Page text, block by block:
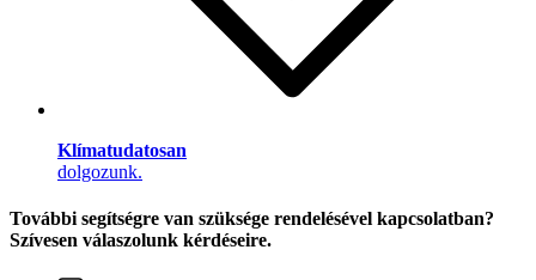
Klímatudatosan
dolgozunk.
További segítségre van szüksége rendelésével kapcsolatban?
Szívesen válaszolunk kérdéseire.